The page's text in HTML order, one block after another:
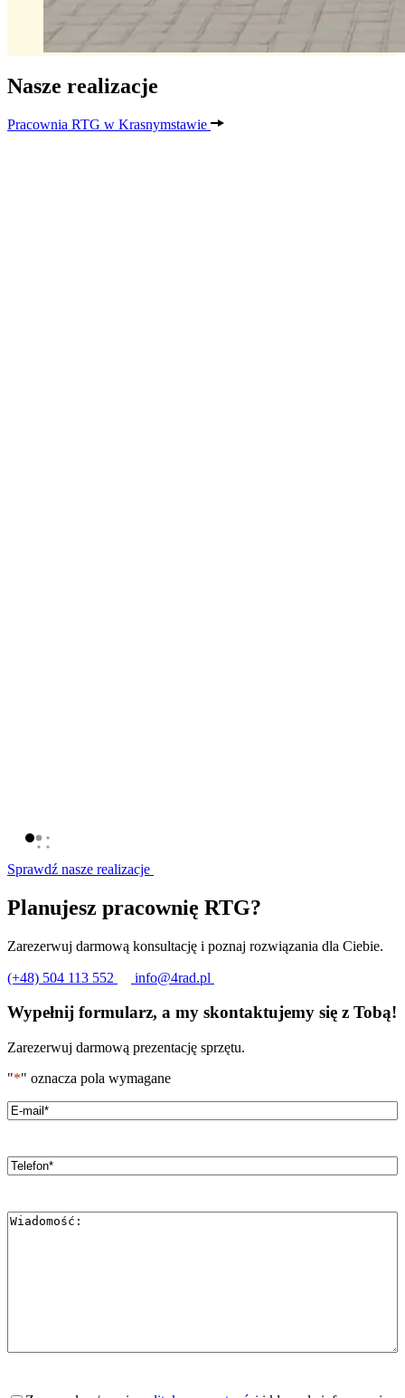
Nasze realizacje
Pracownia RTG w Krasnymstawie
Sprawdź nasze realizacje
Planujesz pracownię RTG?
Zarezerwuj darmową konsultację i poznaj rozwiązania dla Ciebie.
(+48) 504 113 552 info@4rad.pl
Wypełnij formularz, a my skontaktujemy się z Tobą!
Zarezerwuj darmową prezentację sprzętu.
"*" oznacza pola wymagane
Email*
Telefon*
Wiadomość*